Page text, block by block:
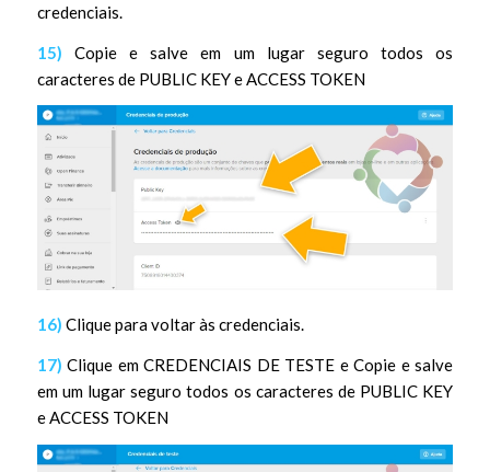
credenciais.
15) Copie e salve em um lugar seguro todos os
caracteres de PUBLIC KEY e ACCESS TOKEN
16) Clique para voltar às credenciais.
17) Clique em CREDENCIAIS DE TESTE e Copie e salve
em um lugar seguro todos os caracteres de PUBLIC KEY
e ACCESS TOKEN